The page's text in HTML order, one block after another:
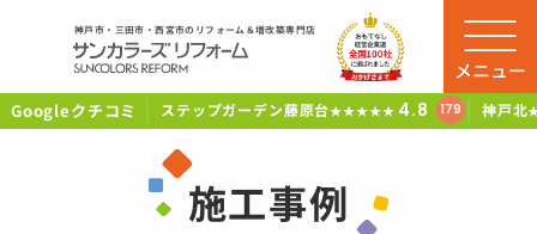
神戸市・三田市・西宮市のリフォーム＆増改築専門店
Googleクチコミ ステップガーデン藤原台★★★★★ 4.8 179 神戸北
メニュー
施工事例